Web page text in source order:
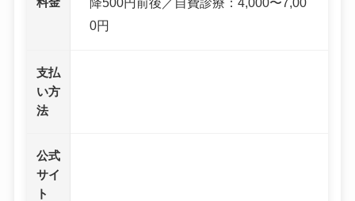
0円
支払
い方
法
公式
サイ
ト